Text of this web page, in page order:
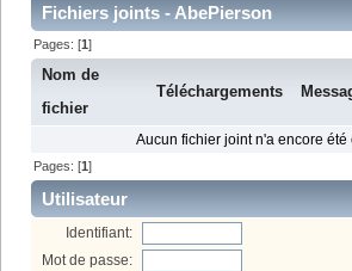
Fichiers joints - AbePierson
Pages: [1]
Nom de
fichier
Téléchargements
Aucun fichier joint n'a encore été
Pages: [1]
Utilisateur
Identifiant:
Mot de passe: